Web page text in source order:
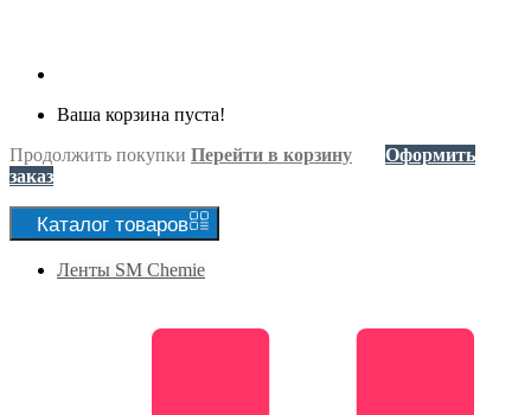
Ваша корзина пуста!
Продолжить покупки Перейти в корзину
Оформить
заказ
Каталог товаров
Ленты SM Chemie